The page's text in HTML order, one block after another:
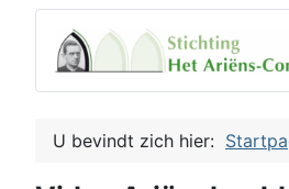
U bevindt zich hier: